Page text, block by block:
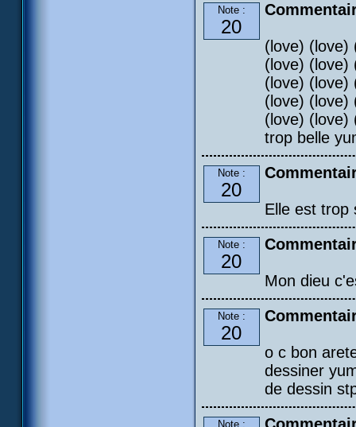
Note :
20
(love) (love)
(love) (love)
(love) (love)
(love) (love)
(love) (love)
trop belle
Note :
20
Elle est trop
Note :
20
Mon dieu
Note :
20
o c bon
dessiner
de dessin
Note :